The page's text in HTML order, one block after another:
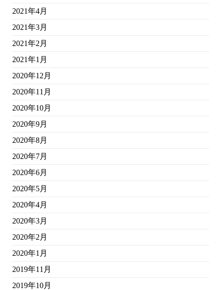
2021年4月
2021年3月
2021年2月
2021年1月
2020年12月
2020年11月
2020年10月
2020年9月
2020年8月
2020年7月
2020年6月
2020年5月
2020年4月
2020年3月
2020年2月
2020年1月
2019年11月
2019年10月